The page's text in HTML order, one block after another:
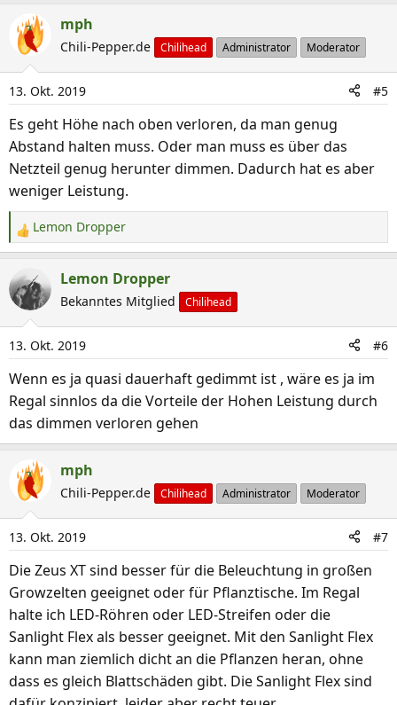
mph
Chili-Pepper.de Chilihead Administrator Moderator
13. Okt. 2019 #5
Es geht Höhe nach oben verloren, da man genug
Abstand halten muss. Oder man muss es über das
Netzteil genug herunter dimmen. Dadurch hat es aber
weniger Leistung.
R
e
a
k
t
i
o
n
n
:
Lemon Dropper
Lemon Dropper
Bekanntes Mitglied Chilihead
13. Okt. 2019 #6
Wenn es ja quasi dauerhaft gedimmt ist , wäre es ja im
Regal sinnlos da die Vorteile der Hohen Leistung durch
das dimmen verloren gehen
mph
Chili-Pepper.de Chilihead Administrator Moderator
13. Okt. 2019 #7
Die Zeus XT sind besser für die Beleuchtung in großen
Growzelten geeignet oder für Pflanztische. Im Regal
halte ich LED-Röhren oder LED-Streifen oder die
Sanlight Flex als besser geeignet. Mit den Sanlight Flex
kann man ziemlich dicht an die Pflanzen heran, ohne
dass es gleich Blattschäden gibt. Die Sanlight Flex sind